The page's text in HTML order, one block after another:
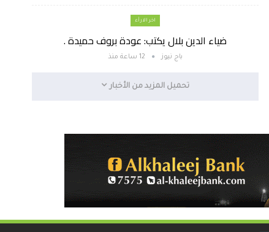
اخر الارأء
ضياء الدين بلال يكتب: عودة بروف حميدة .
باج نيوز 12 ساعة منذ
تحميل المزيد من الأخبار